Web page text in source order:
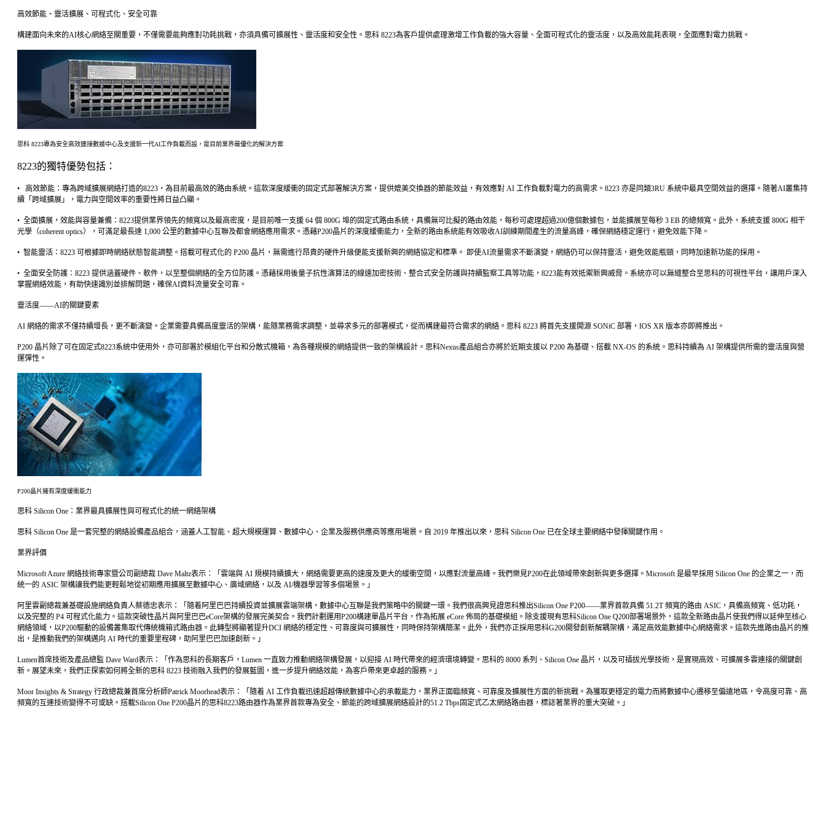
高效節能、靈活擴展、可程式化、安全可靠
構建面向未來的AI核心網絡至關重要，不僅需要能夠應對功耗挑戰，亦須具備可擴展性、靈活度和安全性。思科 8223為客戶提供處理激增工作負載的強大容量、全面可程式化的靈活度，以及高效能耗表現，全面應對電力挑戰。
思科 8223專為安全高效連接數據中心及支援新一代AI工作負載而設，是目前業界最優化的解決方案
8223的獨特優勢包括：
• 高效節能：專為跨域擴展網絡打造的8223，為目前最高效的路由系統。這款深度緩衝的固定式部署解決方案，提供媲美交換器的節能效益，有效應對 AI 工作負載對電力的高需求。8223 亦是同類3RU 系統中最具空間效益的選擇。隨著AI叢集持
續「跨域擴展」，電力與空間效率的重要性將日益凸顯。
• 全面擴展，效能與容量兼備：8223提供業界領先的頻寬以及最高密度，是目前唯一支援 64 個 800G 埠的固定式路由系統，具備無可比擬的路由效能，每秒可處理超過200億個數據包，並能擴展至每秒 3 EB 的總頻寬。此外，系統支援 800G 相干
光學（coherent optics），可滿足最長達 1,000 公里的數據中心互聯及都會網絡應用需求。憑藉P200晶片的深度緩衝能力，全新的路由系統能有效吸收AI訓練期間產生的流量高峰，確保網絡穩定運行，避免效能下降。
• 智能靈活：8223 可根據即時網絡狀態智能調整。搭載可程式化的 P200 晶片，無需進行昂貴的硬件升級便能支援新興的網絡協定和標準。 即使AI流量需求不斷演變，網絡仍可以保持靈活，避免效能瓶頸，同時加速新功能的採用。
• 全面安全防護：8223 提供涵蓋硬件、軟件，以至整個網絡的全方位防護。憑藉採用後量子抗性演算法的線速加密技術、整合式安全防護與持續監察工具等功能，8223能有效抵禦新興威脅。系統亦可以無縫整合至思科的可視性平台，讓用戶深入
掌握網絡效能，有助快速識別並排解問題，確保AI資料流量安全可靠。
靈活度——AI的關鍵要素
AI 網絡的需求不僅持續增長，更不斷演變。企業需要具備高度靈活的架構，能隨業務需求調整，並尋求多元的部署模式，從而構建最符合需求的網絡。思科 8223 將首先支援開源 SONiC 部署，IOS XR 版本亦即將推出。
P200 晶片除了可在固定式8223系統中使用外，亦可部署於模組化平台和分散式機箱，為各種規模的網絡提供一致的架構設計。思科Nexus產品組合亦將於近期支援以 P200 為基礎、搭載 NX-OS 的系統。思科持續為 AI 架構提供所需的靈活度與營
運彈性。
P200晶片擁有深度緩衝能力
思科 Silicon One：業界最具擴展性與可程式化的統一網絡架構
思科 Silicon One 是一套完整的網絡設備產品組合，涵蓋人工智能、超大規模運算、數據中心、企業及服務供應商等應用場景。自 2019 年推出以來，思科 Silicon One 已在全球主要網絡中發揮關鍵作用。
業界評價
Microsoft Azure 網絡技術專家暨公司副總裁 Dave Maltz表示：「雲端與 AI 規模持續擴大，網絡需要更高的速度及更大的緩衝空間，以應對流量高峰。我們樂見P200在此領域帶來創新與更多選擇。Microsoft 是最早採用 Silicon One 的企業之一，而
統一的 ASIC 架構讓我們能更輕鬆地從初期應用擴展至數據中心、廣域網絡，以及 AI/機器學習等多個場景。」
阿里雲副總裁兼基礎設施網絡負責人蔡德忠表示：「隨着阿里巴巴持續投資並擴展雲端架構，數據中心互聯是我們策略中的關鍵一環。我們很高興見證思科推出Silicon One P200——業界首款具備 51.2T 頻寬的路由 ASIC，具備高頻寬、低功耗，
以及完整的 P4 可程式化能力。這款突破性晶片與阿里巴巴eCore架構的發展完美契合。我們計劃運用P200構建單晶片平台，作為拓展 eCore 佈局的基礎模組。除支援現有思科Silicon One Q200部署場景外，這款全新路由晶片使我們得以延伸至核心
網絡領域，以P200驅動的設備叢集取代傳統機箱式路由器。此轉型將顯著提升DCI 網絡的穩定性、可靠度與可擴展性，同時保持架構簡潔。此外，我們亦正採用思科G200開發創新解耦架構，滿足高效能數據中心網絡需求。這款先進路由晶片的推
出，是推動我們的架構邁向 AI 時代的重要里程碑，助阿里巴巴加速創新。」
Lumen首席技術及產品總監 Dave Ward表示：「作為思科的長期客戶，Lumen 一直致力推動網絡架構發展，以迎接 AI 時代帶來的經濟環境轉變。思科的 8000 系列、Silicon One 晶片，以及可插拔光學技術，是實現高效、可擴展多雲連接的關鍵創
新。展望未來，我們正探索如何將全新的思科 8223 技術融入我們的發展藍圖，進一步提升網絡效能，為客戶帶來更卓越的服務。」
Moor Insights & Strategy 行政總裁兼首席分析師Patrick Moorhead表示：「隨着 AI 工作負載迅速超越傳統數據中心的承載能力，業界正面臨頻寬、可靠度及擴展性方面的新挑戰。為獲取更穩定的電力而將數據中心遷移至偏遠地區，令高度可靠、高
頻寬的互連技術變得不可或缺。搭載Silicon One P200晶片的思科8223路由器作為業界首款專為安全、節能的跨域擴展網絡設計的51.2 Tbps固定式乙太網絡路由器，標誌著業界的重大突破。」